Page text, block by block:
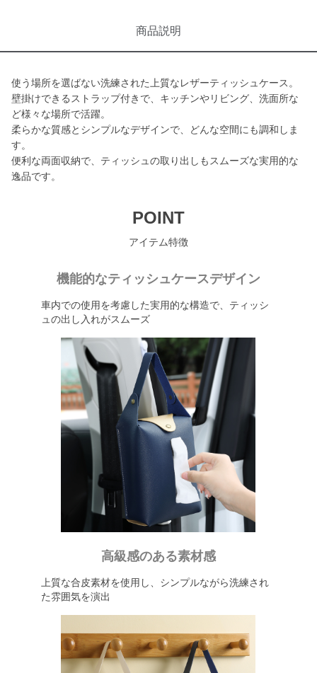
商品説明
使う場所を選ばない洗練された上質なレザーティッシュケース。
壁掛けできるストラップ付きで、キッチンやリビング、洗面所な
ど様々な場所で活躍。
柔らかな質感とシンプルなデザインで、どんな空間にも調和しま
す。
便利な両面収納で、ティッシュの取り出しもスムーズな実用的な
逸品です。
POINT
アイテム特徴
機能的なティッシュケースデザイン
車内での使用を考慮した実用的な構造で、ティッシ
ュの出し入れがスムーズ
高級感のある素材感
上質な合皮素材を使用し、シンプルながら洗練され
た雰囲気を演出